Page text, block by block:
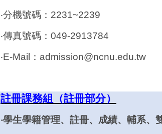
‧分機號碼：2231~2239
‧傳真號碼：049-2913784
‧E-Mail： admission@ncnu.edu.tw
註冊課務組（註冊部分）
‧學生學籍管理、註冊、成績、輔系